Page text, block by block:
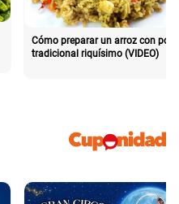
Cómo preparar un arroz con pollo
tradicional riquísimo (VIDEO)